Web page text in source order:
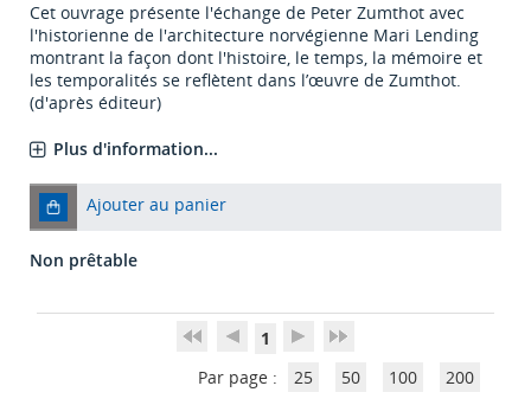
Cet ouvrage présente l'échange de Peter Zumthot avec
l'historienne de l'architecture norvégienne Mari Lending
montrant la façon dont l'histoire, le temps, la mémoire et
les temporalités se reflètent dans l’œuvre de Zumthot.
(d'après éditeur)
Plus d'information...
Ajouter au panier
Non prêtable
1
Par page :
25 50 100 200